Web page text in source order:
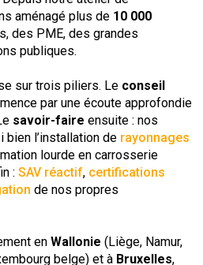
aménagé plus de 10 000
des PME, des grandes
publiques.
sur trois piliers. Le conseil
par une écoute approfondie
savoir-faire ensuite : nos
l’installation de rayonnages
lourde en carrosserie
: SAV réactif, certifications
de nos propres
en Wallonie (Liège, Namur,
belge) et à Bruxelles,